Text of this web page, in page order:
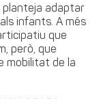
planteja adaptar
infants. A més
que
però, que
mobilitat de la